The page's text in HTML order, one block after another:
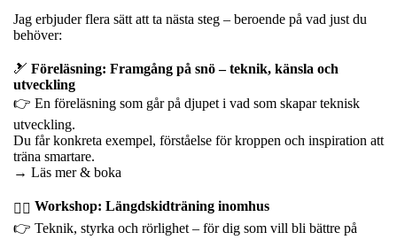
Jag erbjuder flera sätt att ta nästa steg – beroende på vad just du
behöver:
🎿 Föreläsning: Framgång på snö – teknik, känsla och
utveckling
👉 En föreläsning som går på djupet i vad som skapar teknisk
utveckling.
Du får konkreta exempel, förståelse för kroppen och inspiration att
träna smartare.
→ Läs mer & boka
🏋️‍♀️ Workshop: Längdskidträning inomhus
👉 Teknik, styrka och rörlighet – för dig som vill bli bättre på